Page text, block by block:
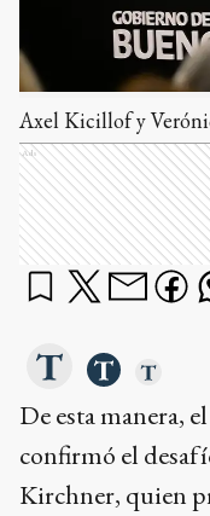
Axel Kicillof y
Ads
De esta manera,
confirmó el
Kirchner, quien